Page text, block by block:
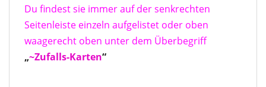
Du findest sie immer auf der senkrechten
Seitenleiste einzeln aufgelistet oder oben
waagerecht oben unter dem Überbegriff
„~Zufalls-Karten“